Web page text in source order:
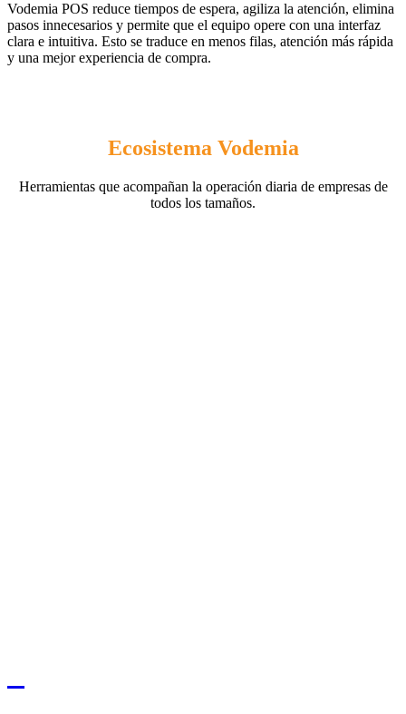
Vodemia POS reduce tiempos de espera, agiliza la atención, elimina
pasos innecesarios y permite que el equipo opere con una interfaz
clara e intuitiva. Esto se traduce en menos filas, atención más rápida
y una mejor experiencia de compra.
Ecosistema Vodemia
Herramientas que acompañan la operación diaria de empresas de
todos los tamaños.